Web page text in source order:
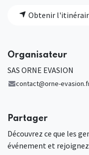
Obtenir
Organisateur
SAS ORNE EVASION
contact@orne-
Partager
Découvrez ce que les
événement et